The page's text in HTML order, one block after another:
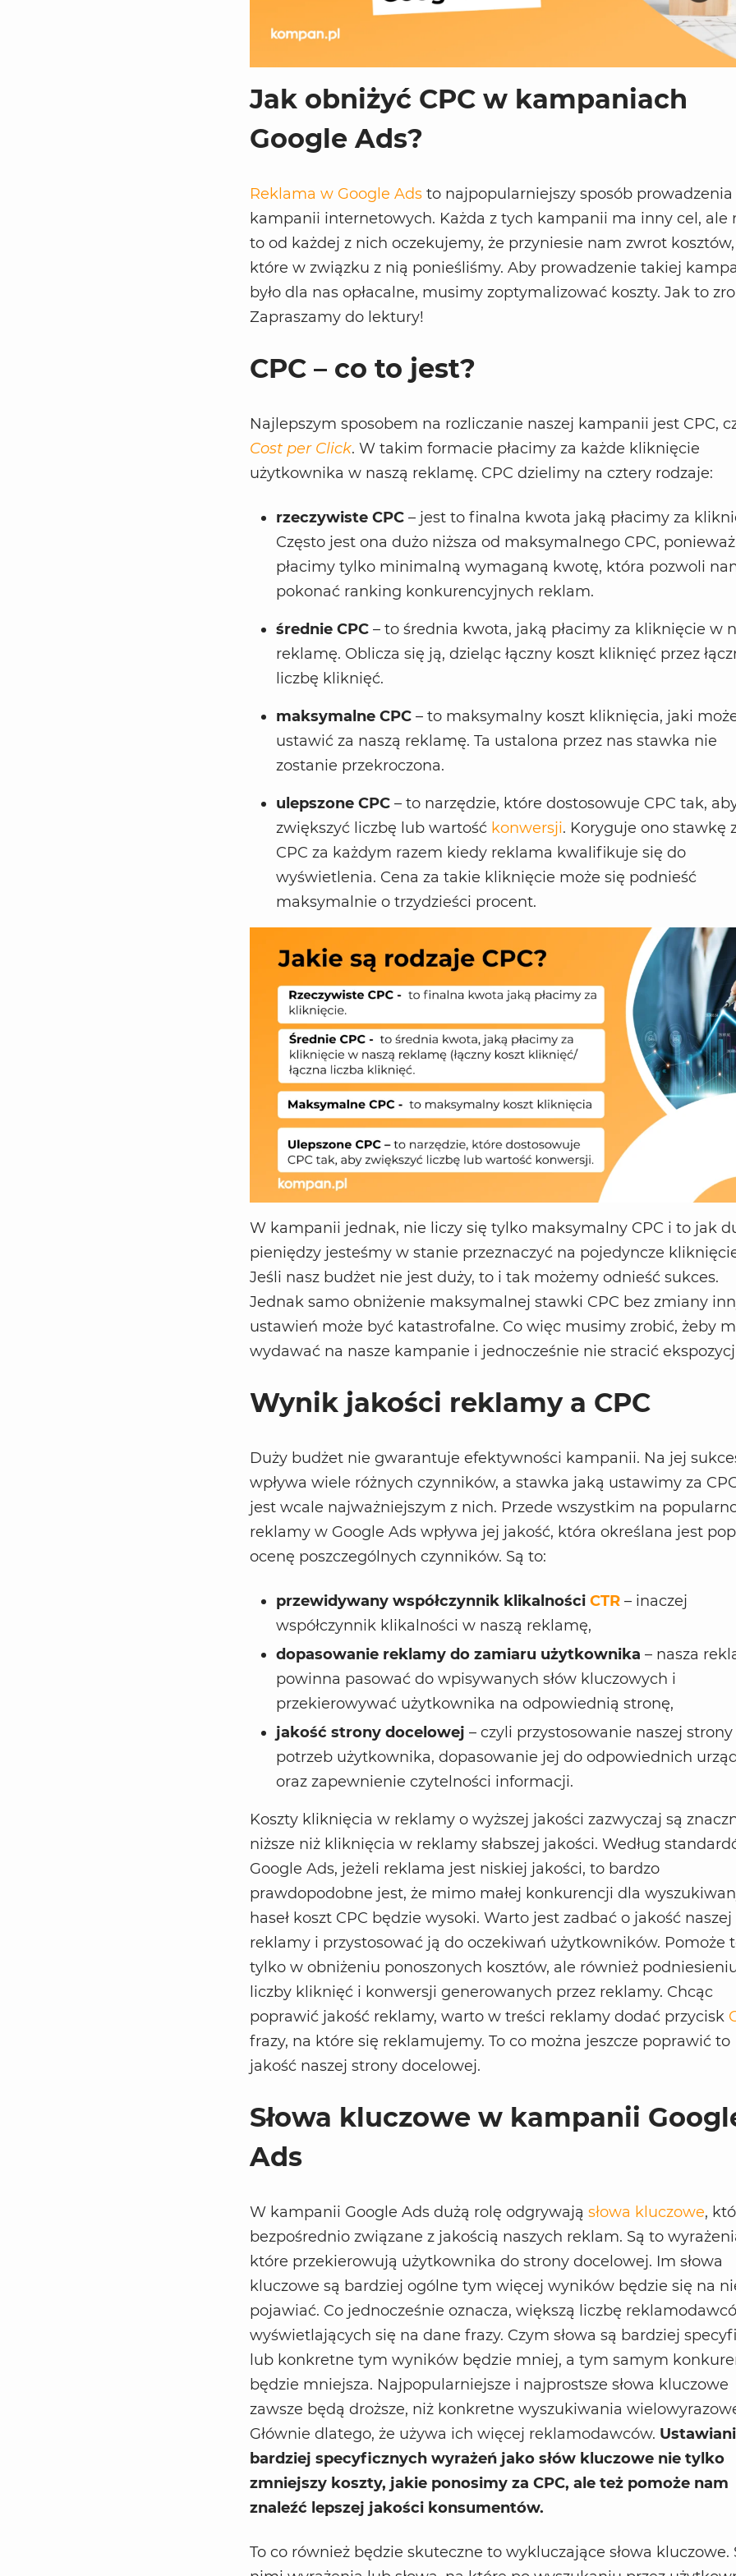
Jak obniżyć CPC w kampaniach
Google Ads?
Reklama w Google Ads to najpopularniejszy sposób prowadzenia
kampanii internetowych. Każda z tych kampanii ma inny cel, ale
to od każdej z nich oczekujemy, że przyniesie nam zwrot kosztów,
które w związku z nią ponieśliśmy. Aby prowadzenie takiej
było dla nas opłacalne, musimy zoptymalizować koszty. Jak to
Zapraszamy do lektury!
CPC – co to jest?
Najlepszym sposobem na rozliczanie naszej kampanii jest CPC,
Cost per Click. W takim formacie płacimy za każde kliknięcie
użytkownika w naszą reklamę. CPC dzielimy na cztery rodzaje:
rzeczywiste CPC – jest to finalna kwota jaką płacimy za
Często jest ona dużo niższa od maksymalnego CPC, ponieważ
płacimy tylko minimalną wymaganą kwotę, która pozwoli
pokonać ranking konkurencyjnych reklam.
średnie CPC – to średnia kwota, jaką płacimy za kliknięcie w
reklamę. Oblicza się ją, dzieląc łączny koszt kliknięć przez
liczbę kliknięć.
maksymalne CPC – to maksymalny koszt kliknięcia, jaki
ustawić za naszą reklamę. Ta ustalona przez nas stawka nie
zostanie przekroczona.
ulepszone CPC – to narzędzie, które dostosowuje CPC tak,
zwiększyć liczbę lub wartość konwersji. Koryguje ono stawkę
CPC za każdym razem kiedy reklama kwalifikuje się do
wyświetlenia. Cena za takie kliknięcie może się podnieść
maksymalnie o trzydzieści procent.
W kampanii jednak, nie liczy się tylko maksymalny CPC i to jak
pieniędzy jesteśmy w stanie przeznaczyć na pojedyncze
Jeśli nasz budżet nie jest duży, to i tak możemy odnieść sukces.
Jednak samo obniżenie maksymalnej stawki CPC bez zmiany
ustawień może być katastrofalne. Co więc musimy zrobić, żeby
wydawać na nasze kampanie i jednocześnie nie stracić
Wynik jakości reklamy a CPC
Duży budżet nie gwarantuje efektywności kampanii. Na jej
wpływa wiele różnych czynników, a stawka jaką ustawimy za
jest wcale najważniejszym z nich. Przede wszystkim na
reklamy w Google Ads wpływa jej jakość, która określana jest
ocenę poszczególnych czynników. Są to:
przewidywany współczynnik klikalności CTR – inaczej
współczynnik klikalności w naszą reklamę,
dopasowanie reklamy do zamiaru użytkownika – nasza
powinna pasować do wpisywanych słów kluczowych i
przekierowywać użytkownika na odpowiednią stronę,
jakość strony docelowej – czyli przystosowanie naszej
potrzeb użytkownika, dopasowanie jej do odpowiednich
oraz zapewnienie czytelności informacji.
Koszty kliknięcia w reklamy o wyższej jakości zazwyczaj są
niższe niż kliknięcia w reklamy słabszej jakości. Według
Google Ads, jeżeli reklama jest niskiej jakości, to bardzo
prawdopodobne jest, że mimo małej konkurencji dla
haseł koszt CPC będzie wysoki. Warto jest zadbać o jakość naszej
reklamy i przystosować ją do oczekiwań użytkowników. Pomoże
tylko w obniżeniu ponoszonych kosztów, ale również
liczby kliknięć i konwersji generowanych przez reklamy. Chcąc
poprawić jakość reklamy, warto w treści reklamy dodać przycisk
frazy, na które się reklamujemy. To co można jeszcze poprawić to
jakość naszej strony docelowej.
Słowa kluczowe w kampanii
Ads
W kampanii Google Ads dużą rolę odgrywają słowa kluczowe,
bezpośrednio związane z jakością naszych reklam. Są to
które przekierowują użytkownika do strony docelowej. Im słowa
kluczowe są bardziej ogólne tym więcej wyników będzie się na
pojawiać. Co jednocześnie oznacza, większą liczbę
wyświetlających się na dane frazy. Czym słowa są bardziej
lub konkretne tym wyników będzie mniej, a tym samym
będzie mniejsza. Najpopularniejsze i najprostsze słowa kluczowe
zawsze będą droższe, niż konkretne wyszukiwania
Głównie dlatego, że używa ich więcej reklamodawców.
bardziej specyficznych wyrażeń jako słów kluczowe nie tylko
zmniejszy koszty, jakie ponosimy za CPC, ale też pomoże nam
znaleźć lepszej jakości konsumentów.
To co również będzie skuteczne to wykluczające słowa kluczowe.